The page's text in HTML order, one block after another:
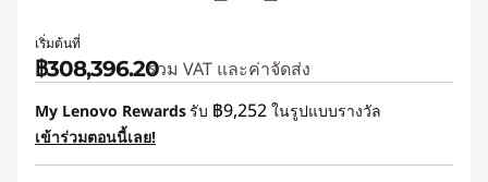
เริ่มต้นที่
฿308,396.20รวม VAT และค่าจัดส่ง
My Lenovo Rewardsรับ ฿9,252 ในรูปแบบรางวัล
เข้าร่วมตอนนี้เลย!